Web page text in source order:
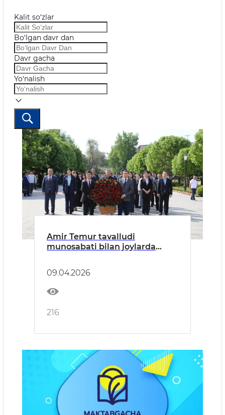
Kalit so‘zlar
Bo‘lgan davr dan
Davr gacha
Yo‘nalish
Amir Temur tavalludi
munosabati bilan joylarda
09.04.2026
216